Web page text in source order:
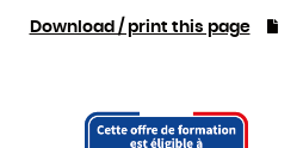
Download / print this page